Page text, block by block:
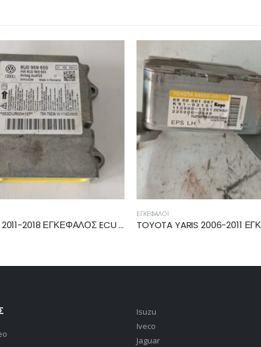
TOYOTA YARIS 2006-2011 ΕΓΚΕΦΑΛΟΣ ΤΙΜΟΝΙΟΥ 89650-0D110
ΕΓΚΈΦΑΛΟΙ
Isuzu
Iveco
Jaguar